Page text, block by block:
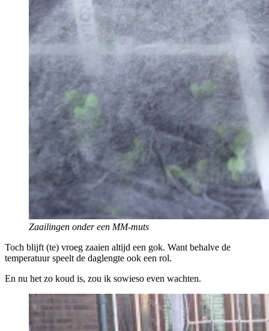
Zaailingen onder een MM-muts
Toch blijft (te) vroeg zaaien altijd een gok. Want behalve de
temperatuur speelt de daglengte ook een rol.
En nu het zo koud is, zou ik sowieso even wachten.